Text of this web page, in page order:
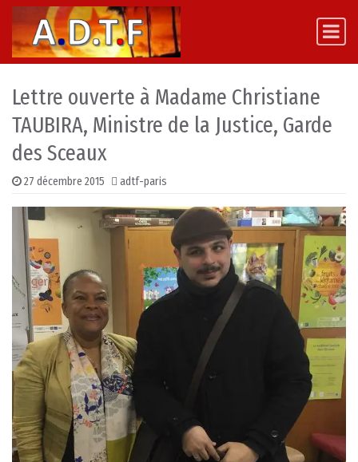
Skip to content
Main Navigation
Lettre ouverte à Madame Christiane
TAUBIRA, Ministre de la Justice, Garde
des Sceaux
27 décembre 2015 adtf-paris